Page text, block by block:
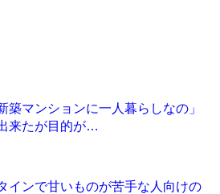
築マンションに一人暮らしなの」
来たが目的が…
インで甘いものが苦手な人向けの